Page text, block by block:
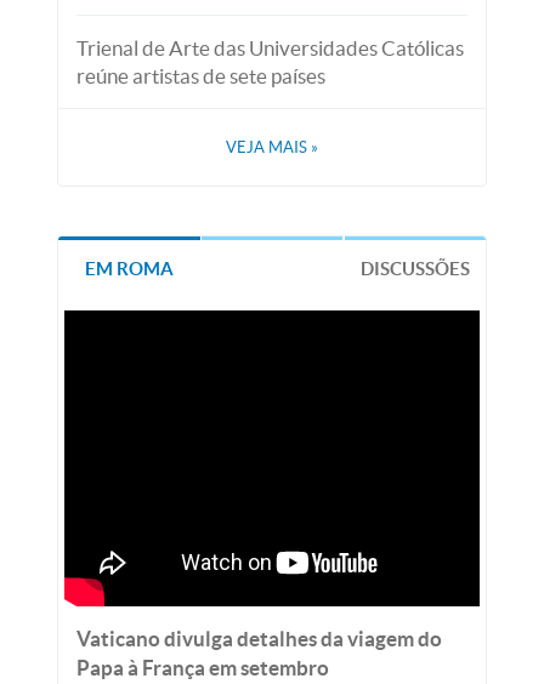
Trienal de Arte das Universidades Católicas
reúne artistas de sete países
VEJA MAIS »
EM ROMA DISCUSSÕES
Vaticano divulga detalhes da viagem do
Papa à França em setembro